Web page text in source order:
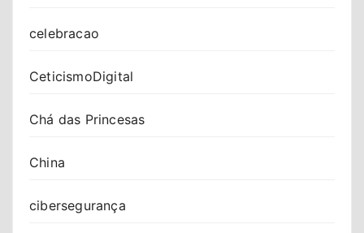
celebracao
CeticismoDigital
Chá das Princesas
China
cibersegurança